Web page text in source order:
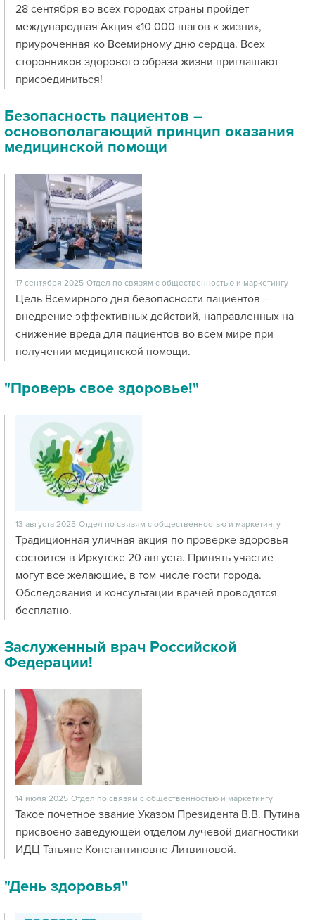
28 сентября во всех городах страны пройдет
международная Акция «10 000 шагов к жизни»,
приуроченная ко Всемирному дню сердца. Всех
сторонников здорового образа жизни приглашают
присоединиться!
Безопасность пациентов –
основополагающий принцип оказания
медицинской помощи
17 сентября 2025 Отдел по связям с общественностью и маркетингу
Цель Всемирного дня безопасности пациентов –
внедрение эффективных действий, направленных на
снижение вреда для пациентов во всем мире при
получении медицинской помощи.
"Проверь свое здоровье!"
13 августа 2025 Отдел по связям с общественностью и маркетингу
Традиционная уличная акция по проверке здоровья
состоится в Иркутске 20 августа. Принять участие
могут все желающие, в том числе гости города.
Обследования и консультации врачей проводятся
бесплатно.
Заслуженный врач Российской
Федерации!
14 июля 2025 Отдел по связям с общественностью и маркетингу
Такое почетное звание Указом Президента В.В. Путина
присвоено заведующей отделом лучевой диагностики
ИДЦ Татьяне Константиновне Литвиновой.
"День здоровья"